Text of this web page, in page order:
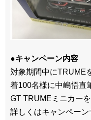
●キャンペーン内容
対象期間中にTRUME
着100名様に中嶋悟直
GT TRUMEミニカー
詳しくはキャンペー